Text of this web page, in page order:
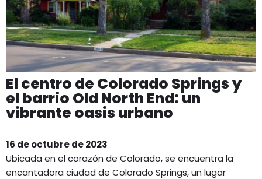
El centro de Colorado Springs y
el barrio Old North End: un
vibrante oasis urbano
16 de octubre de 2023
Ubicada en el corazón de Colorado, se encuentra la
encantadora ciudad de Colorado Springs, un lugar